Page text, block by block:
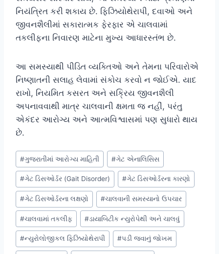
નિયંત્રિત કરી શકાય છે. ફિઝિયોથેરાપી, દવાઓ અને
જીવનશૈલીમાં સકારાત્મક ફેરફાર એ ચાલવામાં
તકલીફના નિવારણ માટેના મુખ્ય આધારસ્તંભ છે.
આ સમસ્યાથી પીડિત વ્યક્તિઓ અને તેમના પરિવારોએ
નિષ્ણાતની સલાહ લેવામાં સંકોચ કરવો ન જોઈએ. યાદ
રાખો, નિયમિત કસરત અને સક્રિય જીવનશૈલી
અપનાવવાથી માત્ર ચાલવાની ક્ષમતા જ નહીં, પરંતુ
એકંદર આરોગ્ય અને આત્મવિશ્વાસમાં પણ સુધારો થાય
છે.
Post
Tags:
#ગુજરાતીમાં આરોગ્ય માહિતી #ગેટ એનાલિસિસ
#ગેટ ડિસઓર્ડર (Gait Disorder) #ગેટ ડિસઓર્ડરના કારણો
#ગેટ ડિસઓર્ડરના લક્ષણો #ચાલવાની સમસ્યાનો ઉપચાર
#ચાલવામાં તકલીફ #ડાયાબિટીક ન્યુરોપેથી અને ચાલવું
#ન્યુરોલોજીકલ ફિઝિયોથેરાપી #પડી જવાનું જોખમ